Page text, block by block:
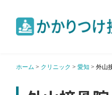
ホーム > クリニック > 愛知 > 外山